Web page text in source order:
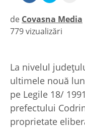
de Covasna Media
|
779 vizualizări
La nivelul
ultimele nouă
pe Legile 18/
prefectului
proprietate